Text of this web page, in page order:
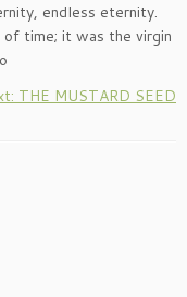
endless eternity.
time; it was the virgin
THE MUSTARD SEED